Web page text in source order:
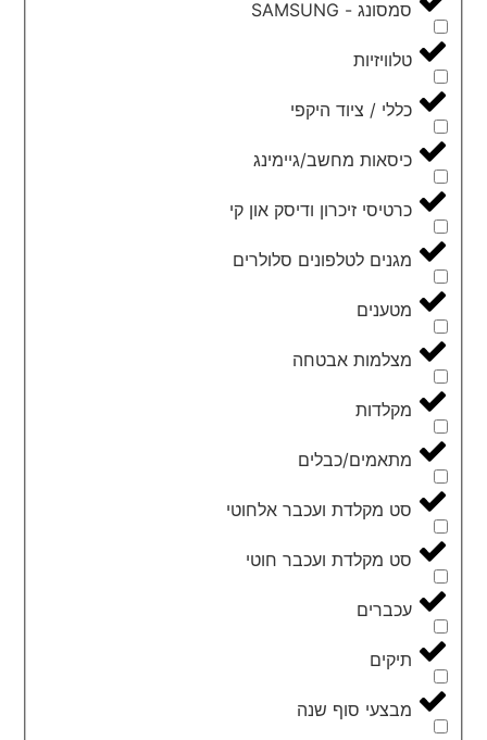
סמסונג - SAMSUNG
טלוויזיות
כללי / ציוד היקפי
כיסאות מחשב/גיימינג
כרטיסי זיכרון ודיסק און קי
מגנים לטלפונים סלולרים
מטענים
מצלמות אבטחה
מקלדות
מתאמים/כבלים
סט מקלדת ועכבר אלחוטי
סט מקלדת ועכבר חוטי
עכברים
תיקים
מבצעי סוף שנה